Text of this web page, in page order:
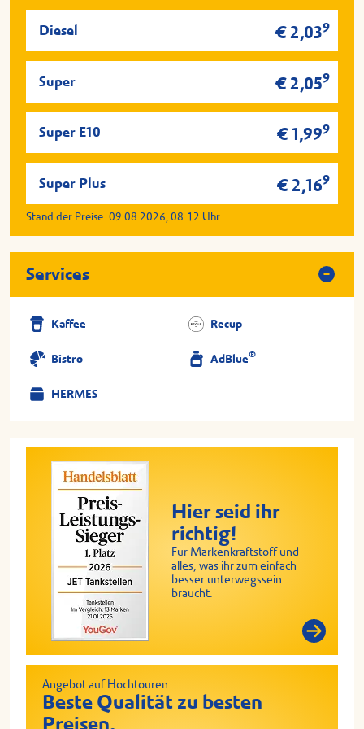
Diesel € 2,039
Super € 2,059
Super E10 € 1,999
Super Plus € 2,169
Stand der Preise: 09.08.2026, 08:12 Uhr
Services
Kaffee Recup
Bistro AdBlue®
HERMES
Hier seid ihr
richtig!
Für Markenkraftstoff und
alles, was ihr zum einfach
besser unterwegssein
braucht.
Angebot auf Hochtouren
Beste Qualität zu besten
Preisen.